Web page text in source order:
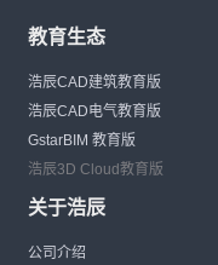
教育生态
浩辰CAD建筑教育版
浩辰CAD电气教育版
GstarBIM 教育版
浩辰3D Cloud教育版
关于浩辰
公司介绍